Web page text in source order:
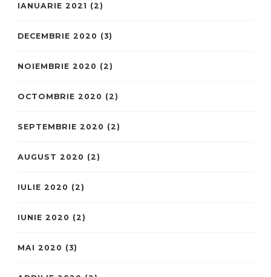
IANUARIE 2021 (2)
DECEMBRIE 2020 (3)
NOIEMBRIE 2020 (2)
OCTOMBRIE 2020 (2)
SEPTEMBRIE 2020 (2)
AUGUST 2020 (2)
IULIE 2020 (2)
IUNIE 2020 (2)
MAI 2020 (3)